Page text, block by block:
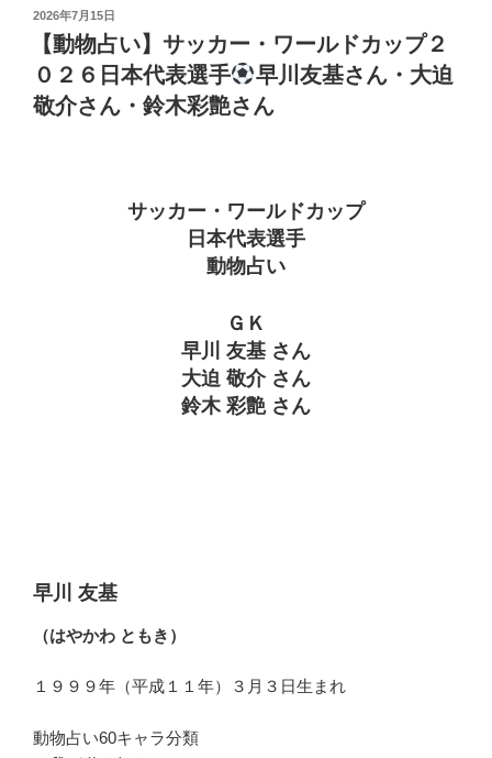
投
日:
2026年7月15日
【動物占い】サッカー・ワールドカップ２
０２６日本代表選手
早川友基さん・大迫
敬介さん・鈴木彩艶さん
サッカー・ワールドカップ
日本代表選手
動物占い
ＧＫ
早川 友基 さん
大迫 敬介 さん
鈴木 彩艶 さん
早川 友基
（はやかわ ともき）
１９９９年（平成１１年）３月３日生まれ
動物占い60キャラ分類